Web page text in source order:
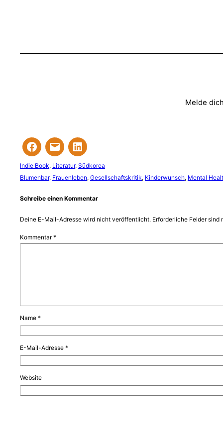
Melde
Indie Book, Literatur, Südkorea
Blumenbar, Frauenleben, Gesellschaftskritik, Kinderwunsch, Mental
Schreibe einen Kommentar
Deine E-Mail-Adresse wird nicht veröffentlicht. Erforderliche Felder sind
Kommentar*
Name *
E-Mail-Adresse *
Website